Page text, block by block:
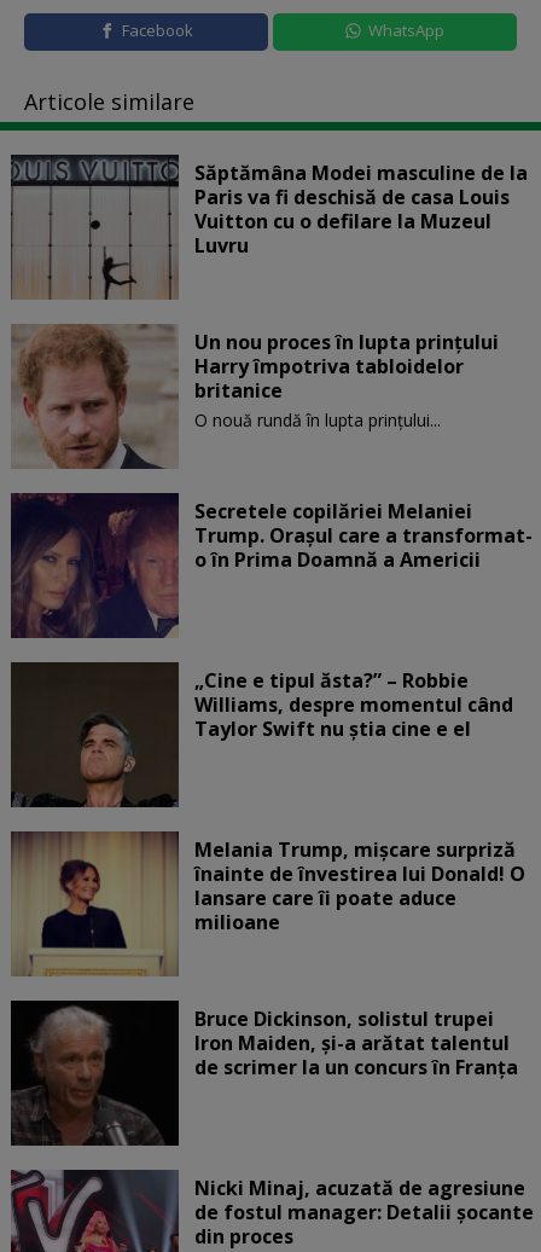
Facebook WhatsApp
Articole similare
Săptămâna Modei masculine de la
Paris va fi deschisă de casa Louis
Vuitton cu o defilare la Muzeul
Luvru
Un nou proces în lupta prinţului
Harry împotriva tabloidelor
britanice
O nouă rundă în lupta prinţului...
Secretele copilăriei Melaniei
Trump. Orașul care a transformat-
o în Prima Doamnă a Americii
„Cine e tipul ăsta?” – Robbie
Williams, despre momentul când
Taylor Swift nu știa cine e el
Melania Trump, mișcare surpriză
înainte de învestirea lui Donald! O
lansare care îi poate aduce
milioane
Bruce Dickinson, solistul trupei
Iron Maiden, şi-a arătat talentul
de scrimer la un concurs în Franţa
Nicki Minaj, acuzată de agresiune
de fostul manager: Detalii șocante
din proces